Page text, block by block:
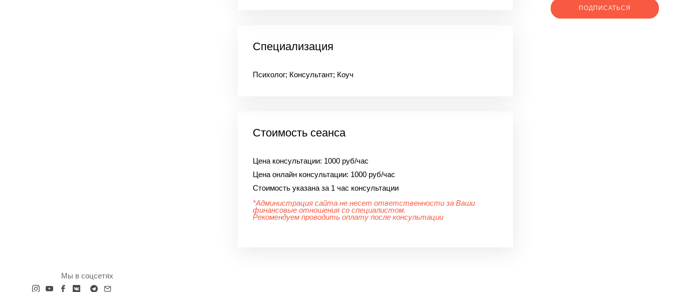
Мы в соцсетях
Специализация
Психолог; Консультант; Коуч
Стоимость сеанса
Цена консультации: 1000 руб/час
Цена онлайн консультации: 1000 руб/час
Стоимость указана за 1 час консультации
*Администрация сайта не несет ответственности за Ваши
финансовые отношения со специалистом.
Рекомендуем проводить оплату после консультации
ПОДПИСАТЬСЯ